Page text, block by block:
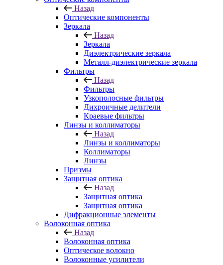
Назад
Оптические компоненты
Зеркала
Назад
Зеркала
Диэлектрические зеркала
Металл-диэлектрические зеркала
Фильтры
Назад
Фильтры
Узкополосные фильтры
Дихроичные делители
Краевые фильтры
Линзы и коллиматоры
Назад
Линзы и коллиматоры
Коллиматоры
Линзы
Призмы
Защитная оптика
Назад
Защитная оптика
Защитная оптика
Дифракционные элементы
Волоконная оптика
Назад
Волоконная оптика
Оптическое волокно
Волоконные усилители